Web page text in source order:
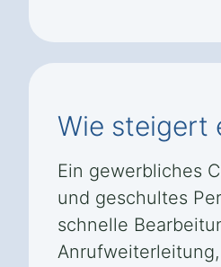
Wie steigert
Ein gewerbliches
und geschultes
schnelle